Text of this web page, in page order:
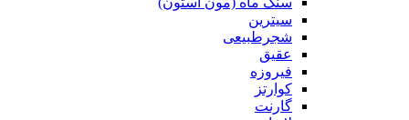
سیترین
شجرطبیعی
عقیق
فیروزه
کوارتز
گارنت